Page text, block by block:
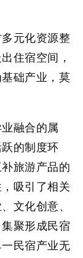
元化资源整
住宿空间，
础产业，莫
融合的属
的制度环
旅游产品的
吸引了相关
文化创意、
聚形成民宿
民宿产业无